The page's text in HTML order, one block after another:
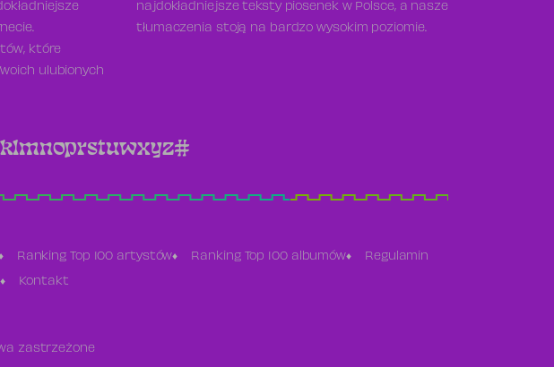
które
ulubionych
najdokładniejsze teksty piosenek w Polsce, a nasze
tłumaczenia stoją na bardzo wysokim poziomie.
klmnoprstuwxyz#
Ranking Top 100 artystów Ranking Top 100 albumów Regulamin
Kontakt
zastrzeżone